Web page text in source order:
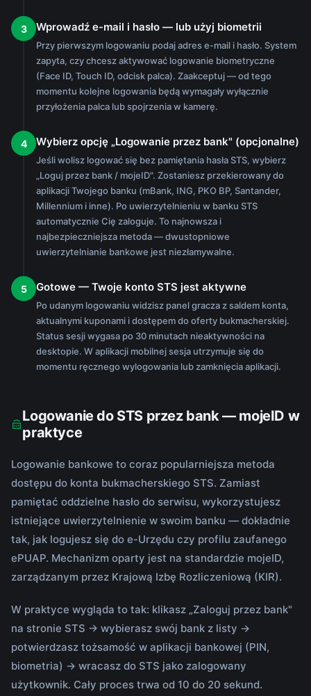
3 Wprowadź e-mail i hasło — lub użyj biometrii
Przy pierwszym logowaniu podaj adres e-mail i hasło. System
zapyta, czy chcesz aktywować logowanie biometryczne
(Face ID, Touch ID, odcisk palca). Zaakceptuj — od tego
momentu kolejne logowania będą wymagały wyłącznie
przyłożenia palca lub spojrzenia w kamerę.
4 Wybierz opcję „Logowanie przez bank" (opcjonalne)
Jeśli wolisz logować się bez pamiętania hasła STS, wybierz
„Loguj przez bank / mojeID". Zostaniesz przekierowany do
aplikacji Twojego banku (mBank, ING, PKO BP, Santander,
Millennium i inne). Po uwierzytelnieniu w banku STS
automatycznie Cię zaloguje. To najnowsza i
najbezpieczniejsza metoda — dwustopniowe
uwierzytelnianie bankowe jest niezłamywalne.
5 Gotowe — Twoje konto STS jest aktywne
Po udanym logowaniu widzisz panel gracza z saldem konta,
aktualnymi kuponami i dostępem do oferty bukmacherskiej.
Status sesji wygasa po 30 minutach nieaktywności na
desktopie. W aplikacji mobilnej sesja utrzymuje się do
momentu ręcznego wylogowania lub zamknięcia aplikacji.
Logowanie do STS przez bank — mojeID w
praktyce
Logowanie bankowe to coraz popularniejsza metoda
dostępu do konta bukmacherskiego STS. Zamiast
pamiętać oddzielne hasło do serwisu, wykorzystujesz
istniejące uwierzytelnienie w swoim banku — dokładnie
tak, jak logujesz się do e-Urzędu czy profilu zaufanego
ePUAP. Mechanizm oparty jest na standardzie mojeID,
zarządzanym przez Krajową Izbę Rozliczeniową (KIR).
W praktyce wygląda to tak: klikasz „Zaloguj przez bank"
na stronie STS → wybierasz swój bank z listy →
potwierdzasz tożsamość w aplikacji bankowej (PIN,
biometria) → wracasz do STS jako zalogowany
użytkownik. Cały proces trwa od 10 do 20 sekund.